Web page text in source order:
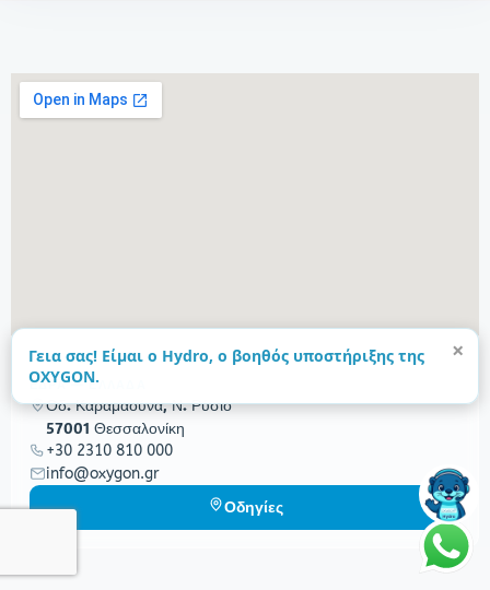
ΕΔΡΑ — ΕΛΛΑΔΑ
Οδ. Καραμαούνα, Ν. Ρύσιο
57001 Θεσσαλονίκη
+30 2310 810 000
info@oxygon.gr
Οδηγίες
×
Γεια σας! Είμαι ο Hydro, ο βοηθός υποστήριξης της
OXYGON.